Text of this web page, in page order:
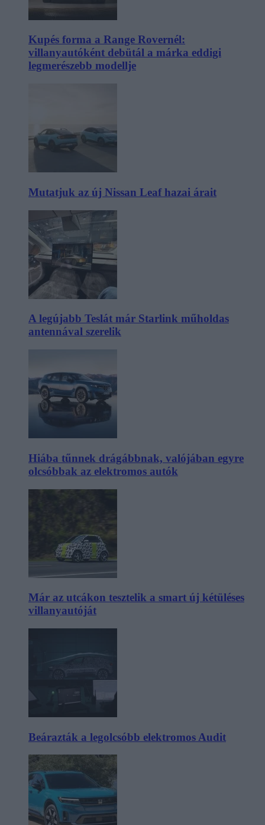
Kupés forma a Range Rovernél:
villanyautóként debütál a márka eddigi
legmerészebb modellje
Mutatjuk az új Nissan Leaf hazai árait
A legújabb Teslát már Starlink műholdas
antennával szerelik
Hiába tűnnek drágábbnak, valójában egyre
olcsóbbak az elektromos autók
Már az utcákon tesztelik a smart új kétüléses
villanyautóját
Beárazták a legolcsóbb elektromos Audit